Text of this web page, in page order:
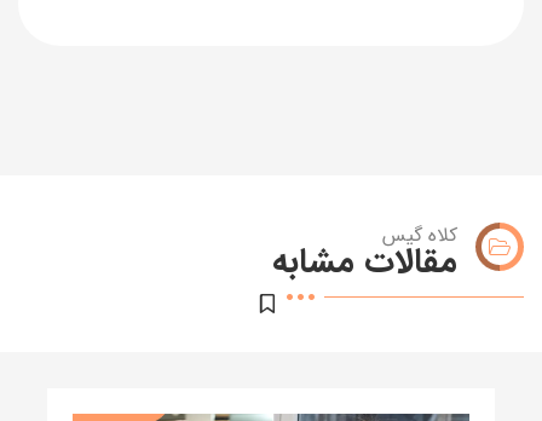
کلاه گیس
مقالات مشابه